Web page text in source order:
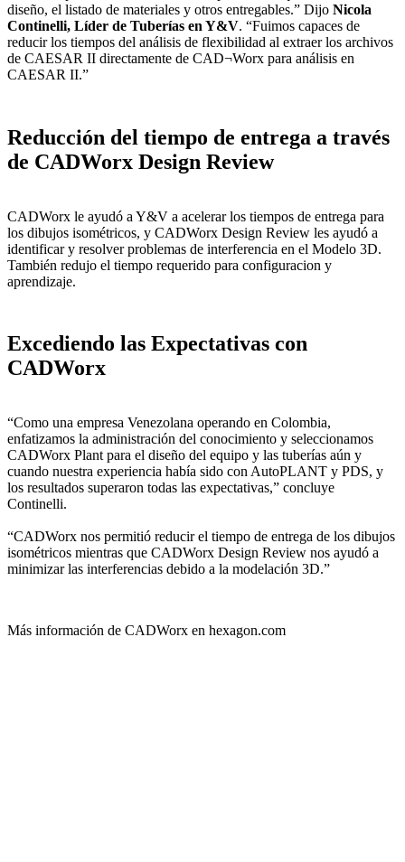
diseño, el listado de materiales y otros entregables.” Dijo Nicola
Continelli, Líder de Tuberías en Y&V. “Fuimos capaces de
reducir los tiempos del análisis de flexibilidad al extraer los archivos
de CAESAR II directamente de CAD¬Worx para análisis en
CAESAR II.”
Reducción del tiempo de entrega a través
de CADWorx Design Review
CADWorx le ayudó a Y&V a acelerar los tiempos de entrega para
los dibujos isométricos, y CADWorx Design Review les ayudó a
identificar y resolver problemas de interferencia en el Modelo 3D.
También redujo el tiempo requerido para configuracion y
aprendizaje.
Excediendo las Expectativas con
CADWorx
“Como una empresa Venezolana operando en Colombia,
enfatizamos la administración del conocimiento y seleccionamos
CADWorx Plant para el diseño del equipo y las tuberías aún y
cuando nuestra experiencia había sido con AutoPLANT y PDS, y
los resultados superaron todas las expectativas,” concluye
Continelli.
“CADWorx nos permitió reducir el tiempo de entrega de los dibujos
isométricos mientras que CADWorx Design Review nos ayudó a
minimizar las interferencias debido a la modelación 3D.”
Más información de CADWorx en hexagon.com